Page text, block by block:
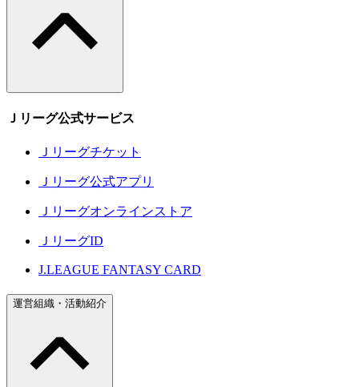
Ｊリーグ公式サービス
Ｊリーグチケット
Ｊリーグ公式アプリ
Ｊリーグオンラインストア
ＪリーグID
J.LEAGUE FANTASY CARD
運営組織・活動紹介